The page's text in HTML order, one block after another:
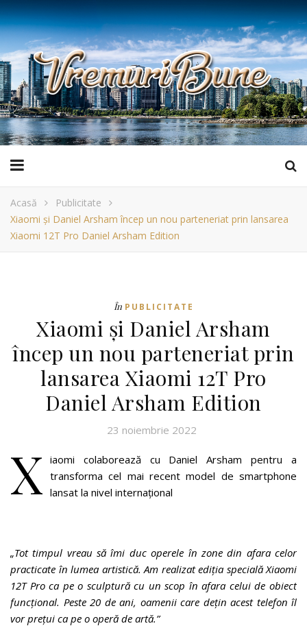
Acasă
Publicitate
Xiaomi și Daniel Arsham încep un nou parteneriat prin lansarea
Xiaomi 12T Pro Daniel Arsham Edition
În PUBLICITATE
Xiaomi și Daniel Arsham
încep un nou parteneriat prin
lansarea Xiaomi 12T Pro
Daniel Arsham Edition
23 noiembrie 2022
X iaomi colaborează cu Daniel Arsham pentru a
transforma cel mai recent model de smartphone
lansat la nivel internațional
„Tot timpul vreau să îmi duc operele în zone din afara celor
practicate în lumea artistică. Am realizat ediția specială Xiaomi
12T Pro ca pe o sculptură cu un scop în afara celui de obiect
funcțional. Peste 20 de ani, oamenii care dețin acest telefon îl
vor prețui ca pe o operă de artă.”